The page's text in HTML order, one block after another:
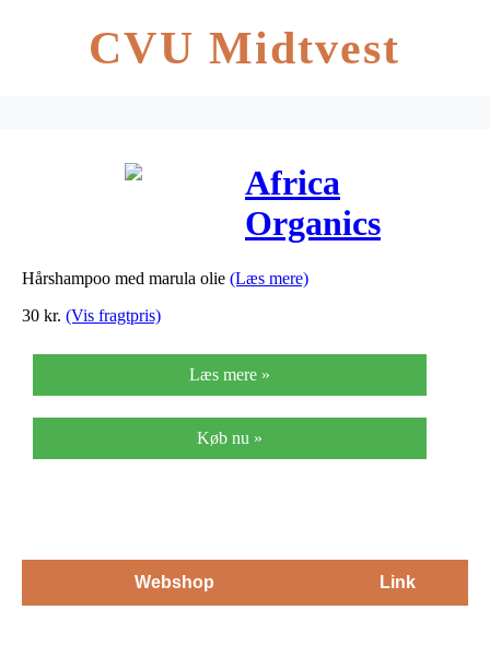
CVU Midtvest
Africa
Organics
Shampoo
Rejsestr. – 40
ml
Hårshampoo med marula olie (Læs mere)
30 kr. (Vis fragtpris)
Læs mere »
Køb nu »
Webshop Link